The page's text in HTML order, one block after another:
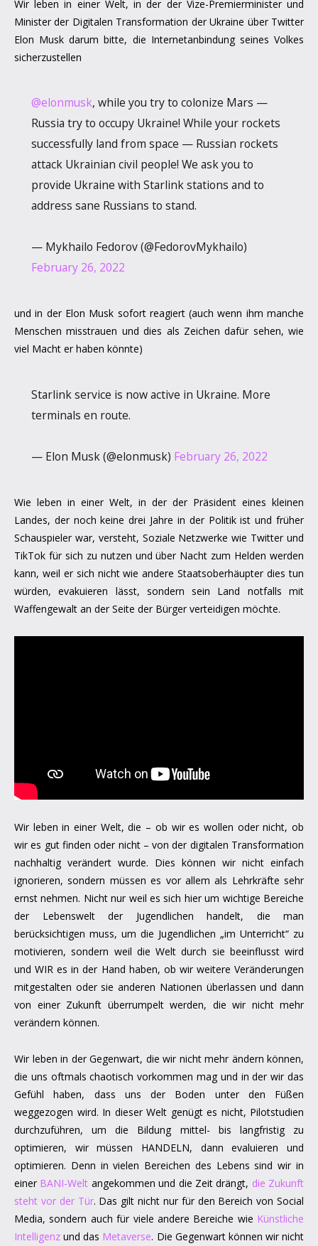
Wir leben in einer Welt, in der der Vize-Premierminister und
Minister der Digitalen Transformation der Ukraine über Twitter
Elon Musk darum bitte, die Internetanbindung seines Volkes
sicherzustellen
@elonmusk, while you try to colonize Mars —
Russia try to occupy Ukraine! While your rockets
successfully land from space — Russian rockets
attack Ukrainian civil people! We ask you to
provide Ukraine with Starlink stations and to
address sane Russians to stand.
— Mykhailo Fedorov (@FedorovMykhailo)
February 26, 2022
und in der Elon Musk sofort reagiert (auch wenn ihm manche
Menschen misstrauen und dies als Zeichen dafür sehen, wie
viel Macht er haben könnte)
Starlink service is now active in Ukraine. More
terminals en route.
— Elon Musk (@elonmusk) February 26, 2022
Wie leben in einer Welt, in der der Präsident eines kleinen
Landes, der noch keine drei Jahre in der Politik ist und früher
Schauspieler war, versteht, Soziale Netzwerke wie Twitter und
TikTok für sich zu nutzen und über Nacht zum Helden werden
kann, weil er sich nicht wie andere Staatsoberhäupter dies tun
würden, evakuieren lässt, sondern sein Land notfalls mit
Waffengewalt an der Seite der Bürger verteidigen möchte.
Wir leben in einer Welt, die – ob wir es wollen oder nicht, ob
wir es gut finden oder nicht – von der digitalen Transformation
nachhaltig verändert wurde. Dies können wir nicht einfach
ignorieren, sondern müssen es vor allem als Lehrkräfte sehr
ernst nehmen. Nicht nur weil es sich hier um wichtige Bereiche
der Lebenswelt der Jugendlichen handelt, die man
berücksichtigen muss, um die Jugendlichen „im Unterricht“ zu
motivieren, sondern weil die Welt durch sie beeinflusst wird
und WIR es in der Hand haben, ob wir weitere Veränderungen
mitgestalten oder sie anderen Nationen überlassen und dann
von einer Zukunft überrumpelt werden, die wir nicht mehr
verändern können.
Wir leben in der Gegenwart, die wir nicht mehr ändern können,
die uns oftmals chaotisch vorkommen mag und in der wir das
Gefühl haben, dass uns der Boden unter den Füßen
weggezogen wird. In dieser Welt genügt es nicht, Pilotstudien
durchzuführen, um die Bildung mittel- bis langfristig zu
optimieren, wir müssen HANDELN, dann evaluieren und
optimieren. Denn in vielen Bereichen des Lebens sind wir in
einer BANI-Welt angekommen und die Zeit drängt, die Zukunft
steht vor der Tür. Das gilt nicht nur für den Bereich von Social
Media, sondern auch für viele andere Bereiche wie Künstliche
Intelligenz und das Metaverse. Die Gegenwart können wir nicht